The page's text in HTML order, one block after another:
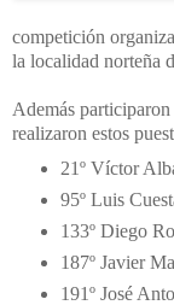
competición
la localidad norteña
Además
realizaron estos
21º Víctor
95º Luis
133º Diego
187º Javier
191º José